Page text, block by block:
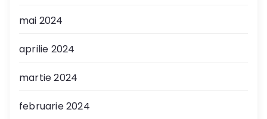
mai 2024
aprilie 2024
martie 2024
februarie 2024